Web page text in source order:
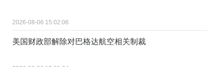
2026-08-06 15:02:06
美国财政部解除对巴格达航空相关制裁